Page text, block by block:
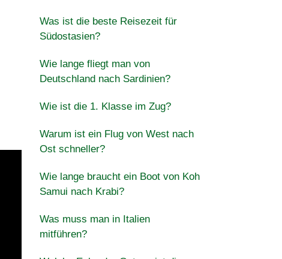
Was ist die beste Reisezeit für
Südostasien?
Wie lange fliegt man von
Deutschland nach Sardinien?
Wie ist die 1. Klasse im Zug?
Warum ist ein Flug von West nach
Ost schneller?
Wie lange braucht ein Boot von Koh
Samui nach Krabi?
Was muss man in Italien
mitführen?